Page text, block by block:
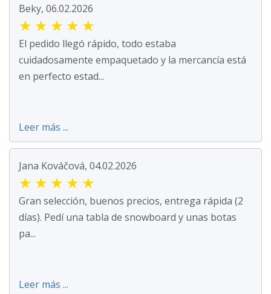
Beky, 06.02.2026
★ ★ ★ ★ ★
El pedido llegó rápido, todo estaba
cuidadosamente empaquetado y la mercancía está
en perfecto estad...
Leer más ...
Jana Kováčová, 04.02.2026
★ ★ ★ ★ ★
Gran selección, buenos precios, entrega rápida (2
días). Pedí una tabla de snowboard y unas botas
pa...
Leer más ...